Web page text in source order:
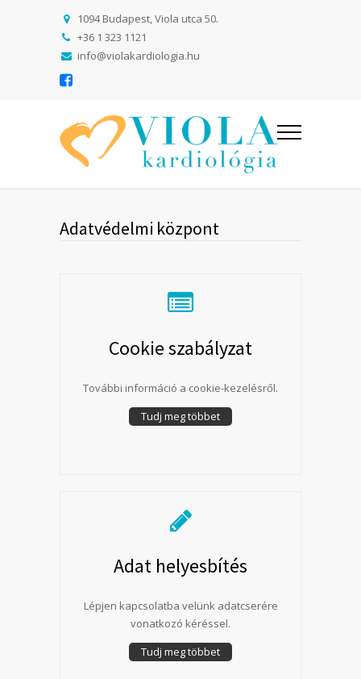
1094 Budapest, Viola utca 50.
+36 1 323 1121
info@violakardiologia.hu
Adatvédelmi központ
Cookie szabályzat
További információ a cookie-kezelésről.
Tudj meg többet
Adat helyesbítés
Lépjen kapcsolatba velünk adatcserére
vonatkozó kéréssel.
Tudj meg többet